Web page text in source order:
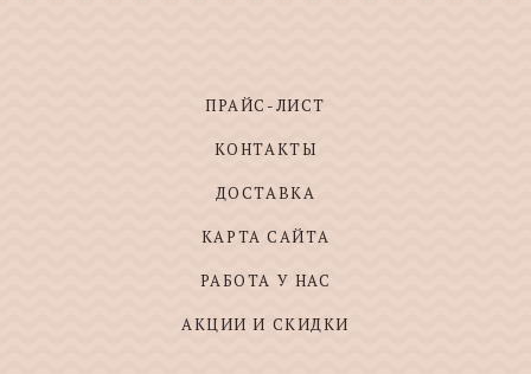
ПРАЙС-ЛИСТ
КОНТАКТЫ
ДОСТАВКА
КАРТА САЙТА
РАБОТА У НАС
АКЦИИ И СКИДКИ